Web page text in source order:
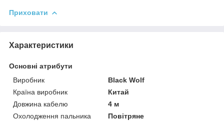
Приховати
Характеристики
Основні атрибути
Виробник
Black Wolf
Країна виробник
Китай
Довжина кабелю
4 м
Охолодження пальника
Повітряне